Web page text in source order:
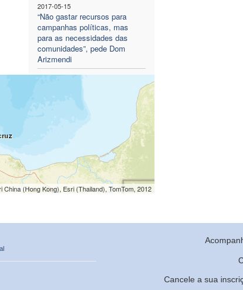
2017-05-15
“Não gastar recursos para
campanhas políticas, mas
para as necessidades das
comunidades”, pede Dom
Arizmendi
(Hong Kong), Esri (Thailand), TomTom, 2012
Cancele a sua